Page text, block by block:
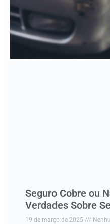
Seguro Cobre ou
Verdades Sobre
19 de março de 2025